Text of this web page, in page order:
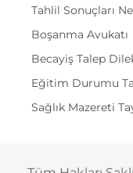
Tahlil Sonuçları
Boşanma Avukatı
Becayiş Talep
Eğitim Durumu
Sağlık Mazereti